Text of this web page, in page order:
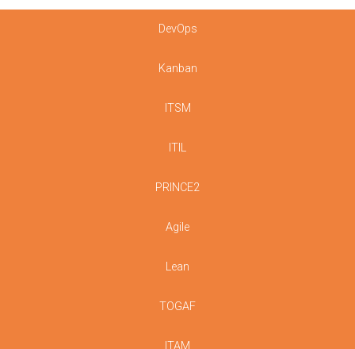
DevOps
Kanban
ITSM
ITIL
PRINCE2
Agile
Lean
TOGAF
ITAM